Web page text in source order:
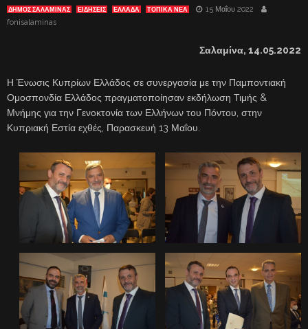
ΔΗΜΟΣ ΣΑΛΑΜΙΝΑΣ ΕΙΔΗΣΕΙΣ ΕΛΛΑΔΑ ΤΟΠΙΚΑ ΝΕΑ
15 Μαΐου 2022
fonisalaminas
Σαλαμίνα, 14.05.2022
Η Ένωσις Κυπρίων Ελλάδος σε συνεργασία με την Παμποντιακή
Ομοσπονδία Ελλάδος πραγματοποίησαν εκδήλωση Τιμής &
Μνήμης για την Γενοκτονία των Ελλήνων του Πόντου, στην
Κυπριακή Εστία εχθές, Παρασκευή 13 Μαΐου.